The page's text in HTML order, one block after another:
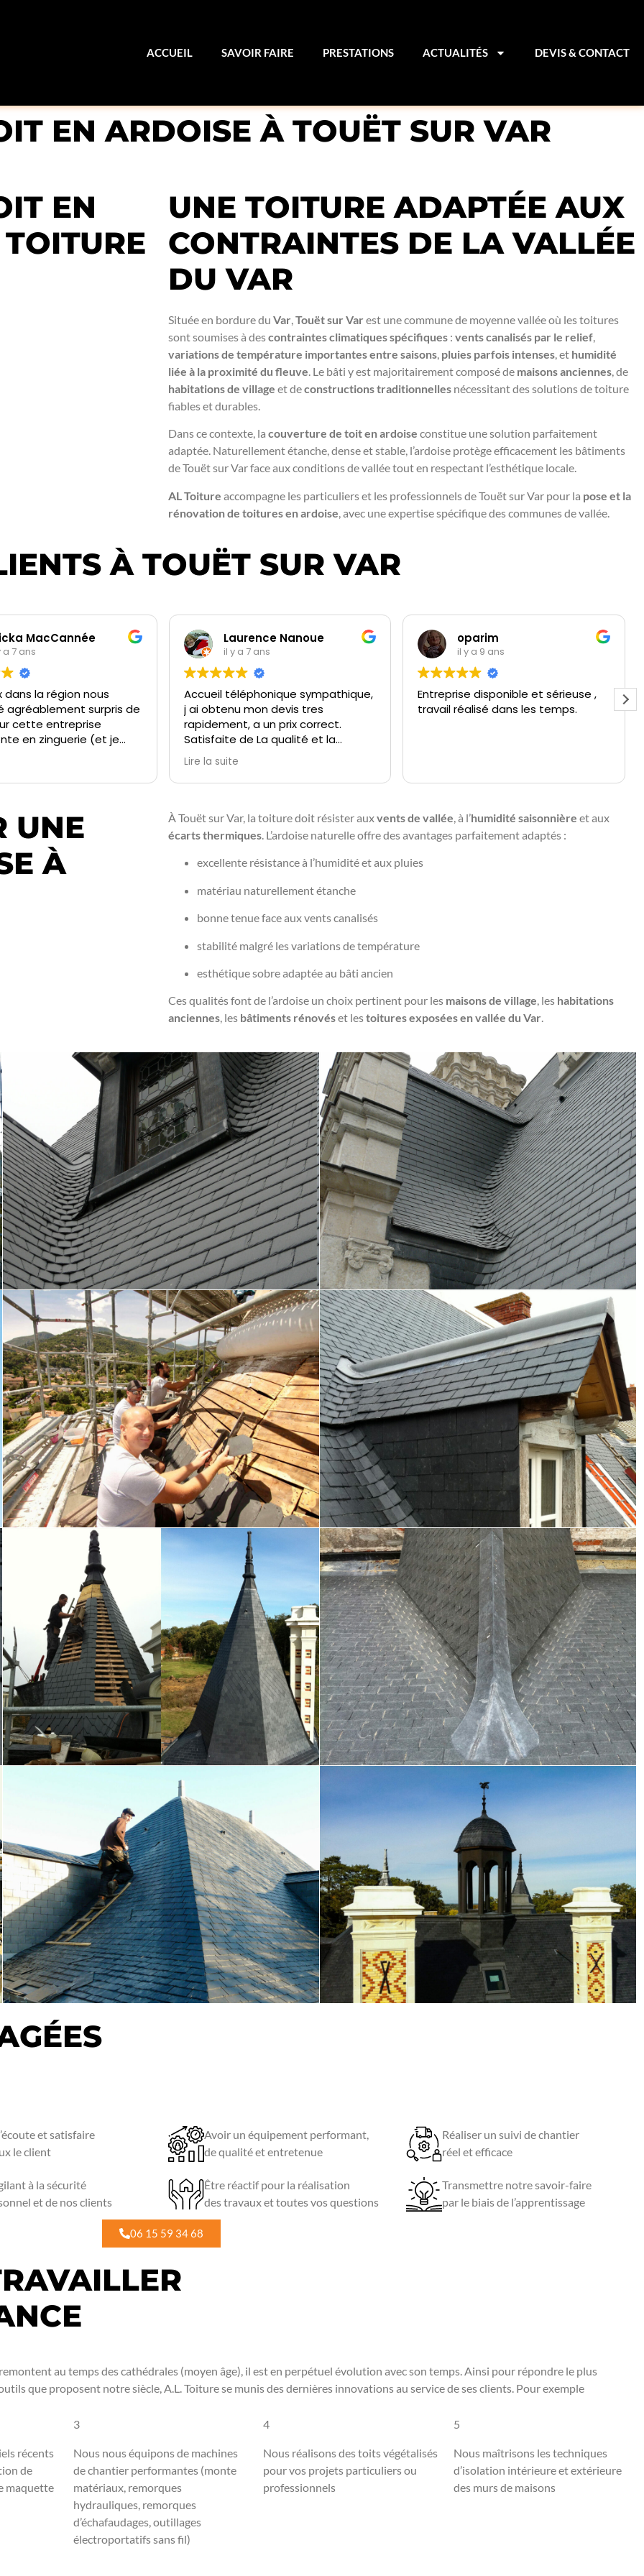
ACCUEIL SAVOIR FAIRE PRESTATIONS ACTUALITÉS DEVIS & CONTACT
EN ARDOISE À TOUËT SUR VAR
EN
UNE TOITURE ADAPTÉE AUX
CONTRAINTES DE LA VALLÉE
DU VAR
Située en bordure du Var,Touët sur Var est une commune de moyenne vallée où les toitures
sont soumises à descontraintes climatiques spécifiques : vents canalisés par le relief,
variations de température importantes entre saisons, pluies parfois intenses, et humidité
liée à la proximité du fleuve. Le bâti y est majoritairement composé de maisons anciennes, de
habitations de village et deconstructions traditionnelles nécessitant des solutions de toiture
fiables et durables.
Dans ce contexte, la couverture de toit en ardoise constitue une solution parfaitement
adaptée. Naturellement étanche, dense et stable, l’ardoise protège efficacement les bâtiments
de Touët sur Var face aux conditions de vallée tout en respectant l’esthétique locale.
AL Toiture accompagne les particuliers et les professionnels de Touët sur Var pour la pose et la
rénovation de toitures en ardoise , avec une expertise spécifique des communes de vallée.
À TOUËT SUR VAR
MacCannée
a 7 ans
dans la région nous
agréablement surpris de
cette entreprise
en zinguerie (et je
Laurence Nanoue
il y a 7 ans
Accueil téléphonique sympathique,
j ai obtenu mon devis tres
rapidement, a un prix correct.
Satisfaite de La qualité et la
réalisation du travail
Je recommande
Lire la suite
oparim
il y a 9 ans
Entreprise disponible et sérieuse ,
travail réalisé dans les temps.
UNE
À
À Touët sur Var, la toiture doit résister auxvents de vallée, à l’humidité saisonnière et aux
écarts thermiques. L’ardoise naturelle offre des avantages parfaitement adaptés :
excellente résistance à l’humidité et aux pluies
matériau naturellement étanche
bonne tenue face aux vents canalisés
stabilité malgré les variations de température
esthétique sobre adaptée au bâti ancien
Ces qualités font de l’ardoise un choix pertinent pour les maisons de village, les habitations
anciennes, les bâtiments rénovéset lestoitures exposées en vallée du Var.
et satisfaire
le client
Avoir un équipement performant,
de qualité et entretenue
Réaliser un suivi de chantier
réel et efficace
à la sécurité
et de nos clients
Être réactif pour la réalisation
des travaux et toutes vos questions
Transmettre notre savoir-faire
par le biais de l’apprentissage
06 15 59 34 68
au temps des cathédrales (moyen âge), il est en perpétuel évolution avec son temps. Ainsi pour répondre le plus
que proposent notre siècle, A.L. Toiture se munis des dernières innovations au service de ses clients. Pour exemple
récents
de
maquette
3
Nous nous équipons de machines
de chantier performantes (monte
matériaux, remorques
hydrauliques, remorques
d’échafaudages, outillages
électroportatifs sans fil)
4
Nous réalisons des toits végétalisés
pour vos projets particuliers ou
professionnels
5
Nous maîtrisons les techniques
d’isolation intérieure et extérieure
des murs de maisons